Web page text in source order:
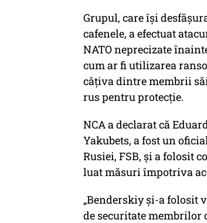
Grupul, care își
cafenele, a efectuat
NATO neprecizate
cum ar fi utilizarea
câțiva dintre membrii
rus pentru protecție.
NCA a declarat că
Yakubets, a fost un
Rusiei, FSB, și a folosit
luat măsuri împotriva
„Benderskiy și-a folosit
de securitate membrilor